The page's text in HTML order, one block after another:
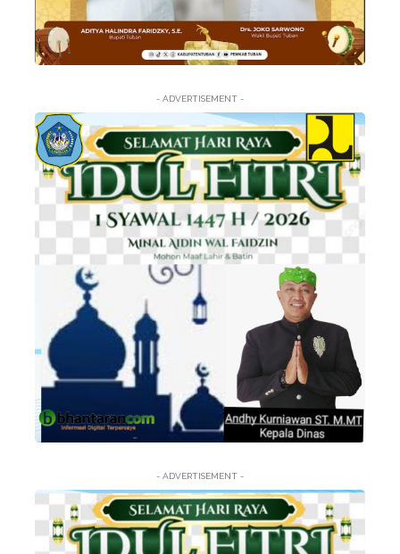
- ADVERTISEMENT -
- ADVERTISEMENT -